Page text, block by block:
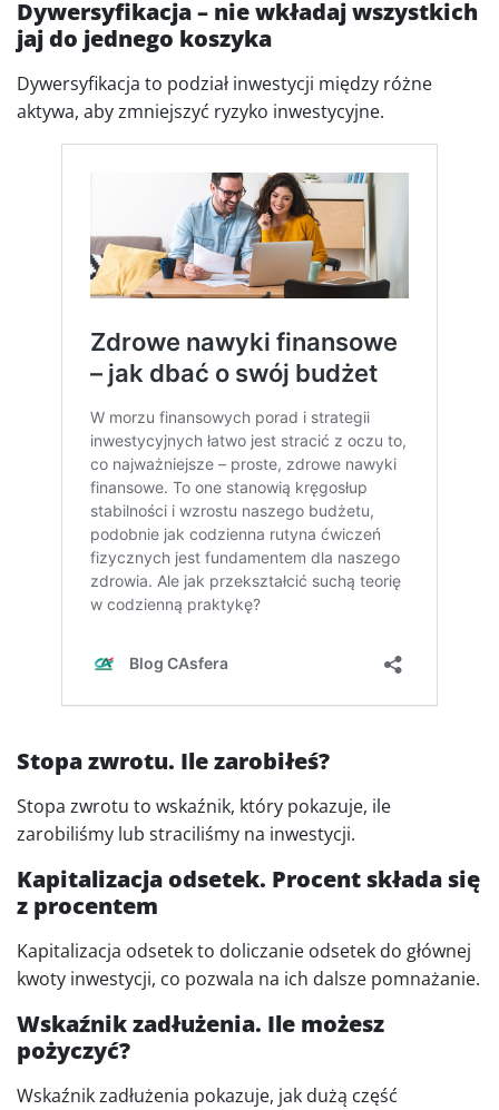
Dywersyfikacja – nie wkładaj wszystkich
jaj do jednego koszyka
Dywersyfikacja to podział inwestycji między różne
aktywa, aby zmniejszyć ryzyko inwestycyjne.
Stopa zwrotu. Ile zarobiłeś?
Stopa zwrotu to wskaźnik, który pokazuje, ile
zarobiliśmy lub straciliśmy na inwestycji.
Kapitalizacja odsetek. Procent składa się
z procentem
Kapitalizacja odsetek to doliczanie odsetek do głównej
kwoty inwestycji, co pozwala na ich dalsze pomnażanie.
Wskaźnik zadłużenia. Ile możesz
pożyczyć?
Wskaźnik zadłużenia pokazuje, jak dużą część